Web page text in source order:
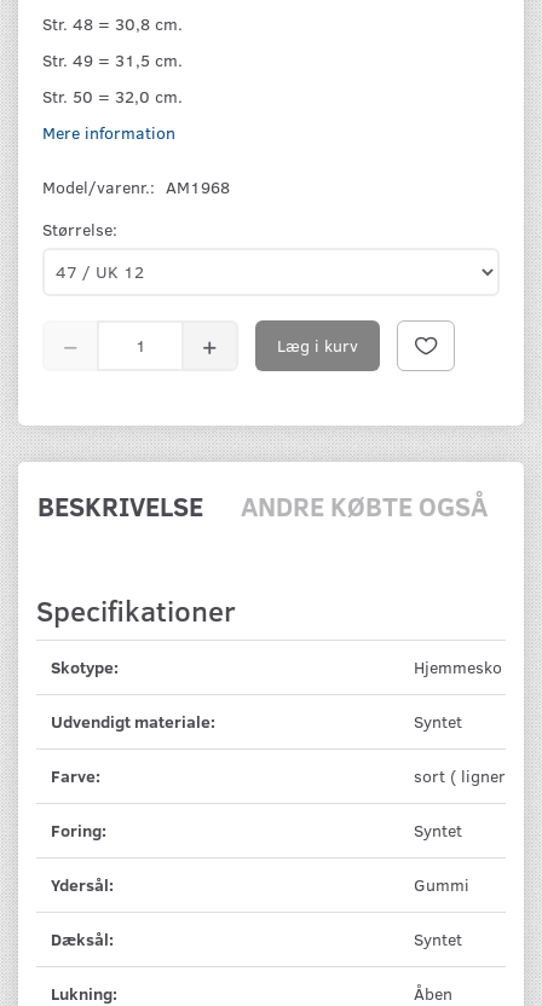
Str. 48 = 30,8 cm.
Str. 49 = 31,5 cm.
Str. 50 = 32,0 cm.
Mere information
Model/varenr.: AM1968
Størrelse:
Læg i kurv
BESKRIVELSE ANDRE KØBTE OGSÅ
Specifikationer
Skotype: Hjemmesko
Udvendigt materiale: Syntet
Farve: sort ( ligner
Foring: Syntet
Ydersål: Gummi
Dæksål: Syntet
Lukning: Åben